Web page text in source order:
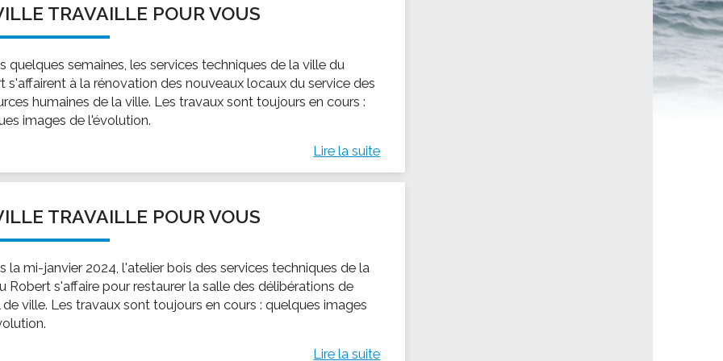
EMPLOI
Offres d'emploi
SOCIAL-SOLIDARITÉ
Les aides sociales
Cohésion Sociale
locale
et le lycée
local des jeunes
scolaire
ENFANCE
maternelles
LE SERVICE CULTUREL
TRAVAILLE POUR VOUS
quelques semaines, les services techniques de la ville du
s'affairent à la rénovation des nouveaux locaux du service des
humaines de la ville. Les travaux sont toujours en cours :
images de l'évolution.
Lire la suite
TRAVAILLE POUR VOUS
la mi-janvier 2024, l'atelier bois des services techniques de la
Robert s'affaire pour restaurer la salle des délibérations de
ville. Les travaux sont toujours en cours : quelques images
Lire la suite